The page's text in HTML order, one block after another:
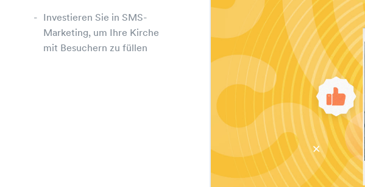
Investieren Sie in SMS-
Marketing, um Ihre Kirche
mit Besuchern zu füllen